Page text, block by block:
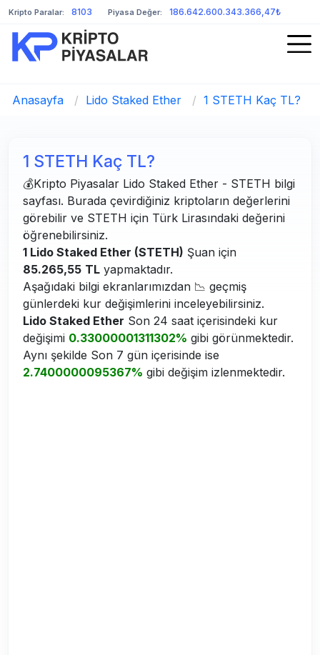
Kripto Paralar: 8103 Piyasa Değer: 186.642.600.343.366,47₺
Anasayfa / Lido Staked Ether / 1 STETH Kaç TL?
1 STETH Kaç TL?
💰Kripto Piyasalar Lido Staked Ether - STETH bilgi
sayfası. Burada çevirdiğiniz kriptoların değerlerini
görebilir ve STETH için Türk Lirasındaki değerini
öğrenebilirsiniz.
1 Lido Staked Ether (STETH) Şuan için
85.265,55 TL yapmaktadır.
Aşağıdaki bilgi ekranlarımızdan 📉 geçmiş
günlerdeki kur değişimlerini inceleyebilirsiniz.
Lido Staked Ether Son 24 saat içerisindeki kur
değişimi 0.33000001311302% gibi görünmektedir.
Aynı şekilde Son 7 gün içerisinde ise
2.7400000095367% gibi değişim izlenmektedir.